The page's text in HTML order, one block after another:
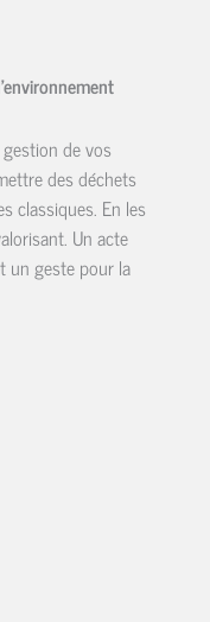
de vos
des déchets
classiques. En les
Un acte
un geste pour la